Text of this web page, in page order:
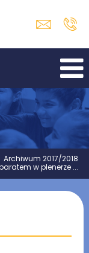
Archiwum 2017/2018
w plenerze ...